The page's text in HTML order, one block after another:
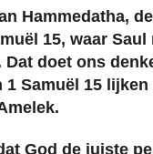
Hammedatha,
15, waar
doet ons
Samuël 15 lijken
God de juiste